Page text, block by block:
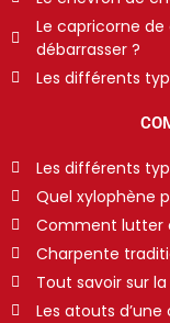
Le capricorne
débarrasser ?
Les différents
Les différents
Quel xylophène
Comment lutter
Charpente
Tout savoir sur
Les atouts